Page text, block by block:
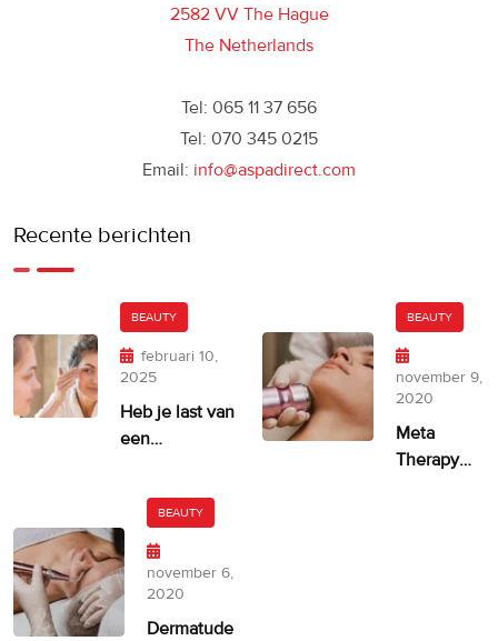
2582 VV The Hague
The Netherlands
Tel: 065 11 37 656
Tel: 070 345 0215
Email: info@aspadirect.com
Recente berichten
BEAUTY
februari 10,
2025
Heb je last van
een
BEAUTY
november 9,
2020
Meta
Therapy
BEAUTY
november 6,
2020
Dermatude